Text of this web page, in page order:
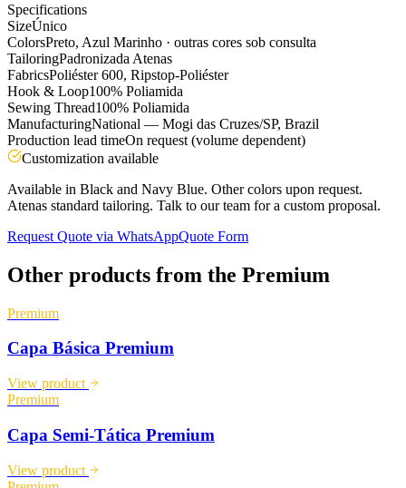
Specifications
SizeÚnico
ColorsPreto, Azul Marinho · outras cores sob consulta
TailoringPadronizada Atenas
FabricsPoliéster 600, Ripstop-Poliéster
Hook & Loop100% Poliamida
Sewing Thread100% Poliamida
ManufacturingNational — Mogi das Cruzes/SP, Brazil
Production lead timeOn request (volume dependent)
Customization available
Available in Black and Navy Blue. Other colors upon request.
Atenas standard tailoring. Talk to our team for a custom proposal.
Request Quote via WhatsAppQuote Form
Other products from the Premium
Premium
Capa Básica Premium
View product
Premium
Capa Semi-Tática Premium
View product